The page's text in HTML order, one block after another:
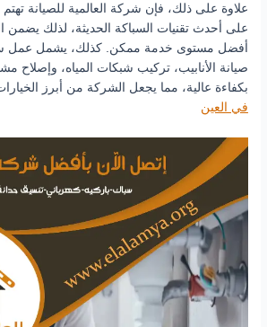
علاوة على ذلك، فإن شركة العالمية للصيانة تهتم
على أحدث تقنيات السباكة الحديثة، لذلك يضمن
أفضل مستوى خدمة ممكن. كذلك، يشمل عمل
صيانة الأنابيب، تركيب شبكات المياه،
بكفاءة عالية، مما يجعل الشركة من أبرز
في العين